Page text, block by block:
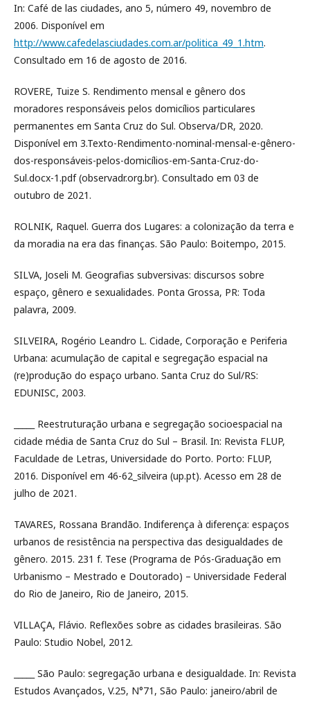
In: Café de las ciudades, ano 5, número 49, novembro de
2006. Disponível em
http://www.cafedelasciudades.com.ar/politica_49_1.htm.
Consultado em 16 de agosto de 2016.
ROVERE, Tuize S. Rendimento mensal e gênero dos
moradores responsáveis pelos domicílios particulares
permanentes em Santa Cruz do Sul. Observa/DR, 2020.
Disponível em 3.Texto-Rendimento-nominal-mensal-e-gênero-
dos-responsáveis-pelos-domicílios-em-Santa-Cruz-do-
Sul.docx-1.pdf (observadr.org.br). Consultado em 03 de
outubro de 2021.
ROLNIK, Raquel. Guerra dos Lugares: a colonização da terra e
da moradia na era das finanças. São Paulo: Boitempo, 2015.
SILVA, Joseli M. Geografias subversivas: discursos sobre
espaço, gênero e sexualidades. Ponta Grossa, PR: Toda
palavra, 2009.
SILVEIRA, Rogério Leandro L. Cidade, Corporação e Periferia
Urbana: acumulação de capital e segregação espacial na
(re)produção do espaço urbano. Santa Cruz do Sul/RS:
EDUNISC, 2003.
_____ Reestruturação urbana e segregação socioespacial na
cidade média de Santa Cruz do Sul – Brasil. In: Revista FLUP,
Faculdade de Letras, Universidade do Porto. Porto: FLUP,
2016. Disponível em 46-62_silveira (up.pt). Acesso em 28 de
julho de 2021.
TAVARES, Rossana Brandão. Indiferença à diferença: espaços
urbanos de resistência na perspectiva das desigualdades de
gênero. 2015. 231 f. Tese (Programa de Pós-Graduação em
Urbanismo – Mestrado e Doutorado) – Universidade Federal
do Rio de Janeiro, Rio de Janeiro, 2015.
VILLAÇA, Flávio. Reflexões sobre as cidades brasileiras. São
Paulo: Studio Nobel, 2012.
_____ São Paulo: segregação urbana e desigualdade. In: Revista
Estudos Avançados, V.25, N°71, São Paulo: janeiro/abril de